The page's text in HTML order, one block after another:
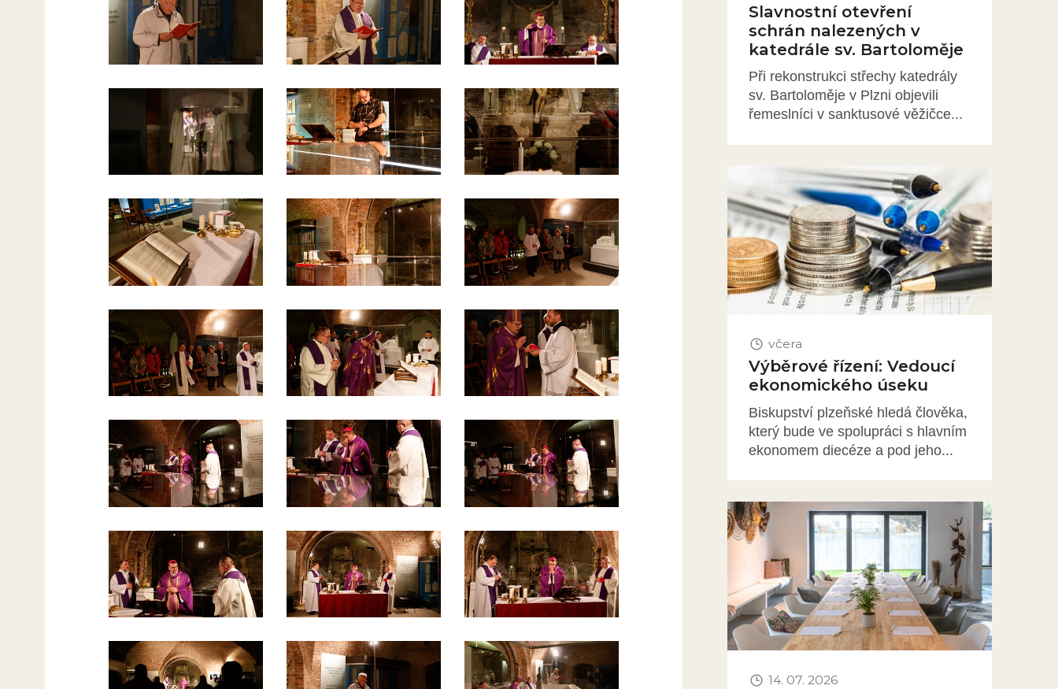
Slavnostní otevření
schrán nalezených v
katedrále sv. Bartoloměje
Při rekonstrukci střechy katedrály
sv. Bartoloměje v Plzni objevili
řemeslníci v sanktusové věžičce...
Obrázek novinky
včera
Výběrové řízení: Vedoucí
ekonomického úseku
Biskupství plzeňské hledá člověka,
který bude ve spolupráci s hlavním
ekonomem diecéze a pod jeho...
Obrázek novinky
14. 07. 2026